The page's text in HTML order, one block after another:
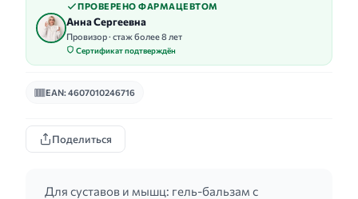
ПРОВЕРЕНО ФАРМАЦЕВТОМ
Анна Сергеевна
Провизор · стаж более 8 лет
Сертификат подтверждён
EAN: 4607010246716
Поделиться
Для суставов и мышц: гель-бальзам с